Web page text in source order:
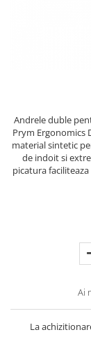
Andrele duble
Prym Ergonomics
material sintetic
de indoit si
picatura
Ai
La